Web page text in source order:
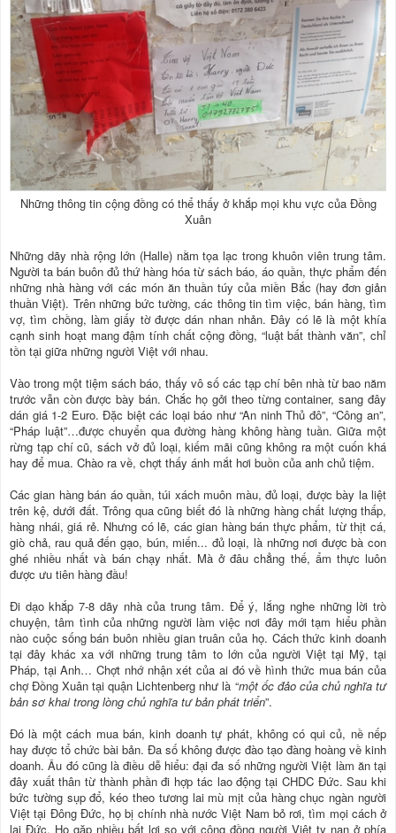
Những thông tin cộng đồng có thể thấy ở khắp mọi khu vực của Đồng
Xuân
Những dãy nhà rộng lớn (Halle) nằm tọa lạc trong khuôn viên trung tâm.
Người ta bán buôn đủ thứ hàng hóa từ sách báo, áo quần, thực phẩm đến
những nhà hàng với các món ăn thuần túy của miền Bắc (hay đơn giản
thuần Việt). Trên những bức tường, các thông tin tìm việc, bán hàng, tìm
vợ, tìm chồng, làm giấy tờ được dán nhan nhản. Đây có lẽ là một khía
cạnh sinh hoạt mang đậm tính chất cộng đồng, “luật bất thành văn”, chỉ
tồn tại giữa những người Việt với nhau.
Vào trong một tiệm sách báo, thấy vô số các tạp chí bên nhà từ bao năm
trước vẫn còn được bày bán. Chắc họ gởi theo từng container, sang đây
dán giá 1-2 Euro. Đặc biệt các loại báo như “An ninh Thủ đô”, “Công an”,
“Pháp luật”…được chuyển qua đường hàng không hàng tuần. Giữa một
rừng tạp chí cũ, sách vở đủ loại, kiếm mãi cũng không ra một cuốn khá
hay để mua. Chào ra về, chợt thấy ánh mắt hơi buồn của anh chủ tiệm.
Các gian hàng bán áo quần, túi xách muôn màu, đủ loại, được bày la liệt
trên kệ, dưới đất. Trông qua cũng biết đó là những hàng chất lượng thấp,
hàng nhái, giá rẻ. Nhưng có lẽ, các gian hàng bán thực phẩm, từ thịt cá,
giò chả, rau quả đến gạo, bún, miến... đủ loại, là những nơi được bà con
ghé nhiều nhất và bán chạy nhất. Mà ở đâu chẳng thế, ẩm thực luôn
được ưu tiên hàng đầu!
Đi dạo khắp 7-8 dãy nhà của trung tâm. Để ý, lắng nghe những lời trò
chuyện, tâm tình của những người làm việc nơi đây mới tạm hiểu phần
nào cuộc sống bán buôn nhiều gian truân của họ. Cách thức kinh doanh
tại đây khác xa với những trung tâm to lớn của người Việt tại Mỹ, tại
Pháp, tại Anh… Chợt nhớ nhận xét của ai đó về hình thức mua bán của
chợ Đồng Xuân tại quận Lichtenberg như là “một ốc đảo của chủ nghĩa tư
bản sơ khai trong lòng chủ nghĩa tư bản phát triển”.
Đó là một cách mua bán, kinh doanh tự phát, không có qui củ, nề nếp
hay được tổ chức bài bản. Đa số không được đào tạo đàng hoàng về kinh
doanh. Âu đó cũng là điều dễ hiểu: đại đa số những người Việt làm ăn tại
đây xuất thân từ thành phần đi hợp tác lao động tại CHDC Đức. Sau khi
bức tường sụp đổ, kéo theo tương lai mù mịt của hàng chục ngàn người
Việt tại Đông Đức, họ bị chính nhà nước Việt Nam bỏ rơi, tìm mọi cách ở
lại Đức. Họ gặp nhiều bất lợi so với cộng đồng người Việt tỵ nạn ở phía